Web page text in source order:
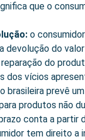
que o
o
devolução do
do
dos vícios
brasileira prevê
produtos não
conta a
tem direito a